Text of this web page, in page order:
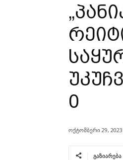
0
ოქტომბერი 29, 2023
გაზიარება